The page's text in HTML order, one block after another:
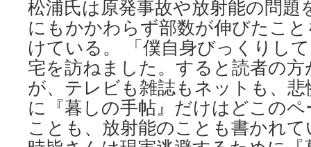
松浦氏は原発事故や放射能の問題
にもかかわらず部数が伸びたこ
けている。 「僕自身びっくりし
宅を訪ねました。すると読者の
が、テレビも雑誌もネットも、
に『暮しの手帖』だけはどこの
ことも、放射能のことも書かれ